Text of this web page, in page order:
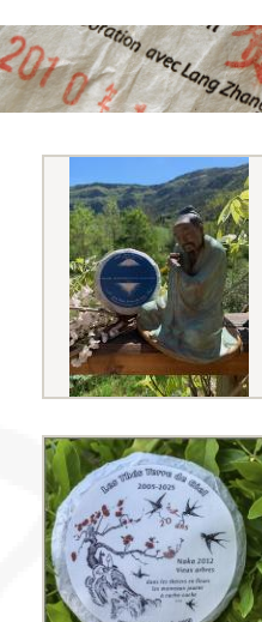
le blog
Qui
sommes-
Découvrir
Pu'Erh
Comment
infuser
votre thé
Contactez-
nous !